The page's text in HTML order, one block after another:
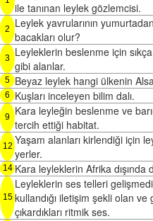
ile tanınan leylek gözlemcisi.
2
Leylek yavrularının
bacakları olur?
3 Leyleklerin beslenme için
gibi alanlar.
5 Beyaz leylek hangi ülkenin
6 Kuşları inceleyen bilim dalı.
9 Kara leyleğin beslenme ve
tercih ettiği habitat.
12 Yaşam alanları kirlendiği için
yerler.
14 Kara leyleklerin Afrika dışında
15
Leyleklerin ses telleri
kullandığı iletişim şekli olan
çıkardıkları ritmik ses.